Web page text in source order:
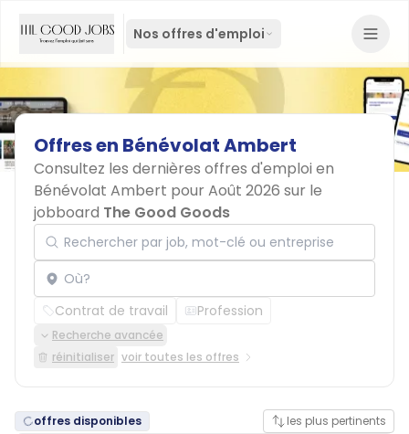
Nos offres d'emploi
Offresen BénévolatAmbert
Consultez les dernières offres d'emploi en
Bénévolat Ambert pour Août 2026 sur le
jobboard The Good Goods
Rechercher par job, mot-clé ou entreprise
Localisation
Contrat de travail Profession
Recherche avancée
réinitialiser voir toutes les offres
offres disponibles les plus pertinents